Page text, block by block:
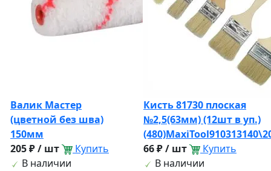
Валик Мастер
(цветной без шва)
150мм
205 ₽ / шт
Купить
В наличии
Кисть 81730 плоская
№2,5(63мм) (12шт в уп.)
66 ₽ / шт
Купить
В наличии